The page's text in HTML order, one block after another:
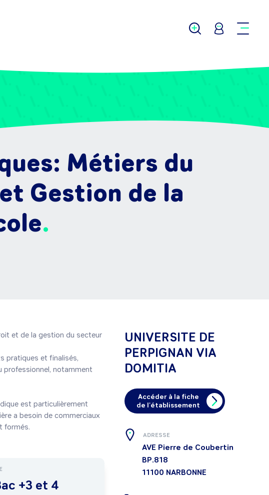
Métiers du
Gestion de la
et de la gestion du secteur
pratiques et finalisés,
professionnel, notamment
est particulièrement
a besoin de commerciaux
formés.
+3 et 4
UNIVERSITE DE
PERPIGNAN VIA
DOMITIA
Accéder à la fiche
de l'établissement
ADRESSE
AVE Pierre de Coubertin
BP.818
11100 NARBONNE